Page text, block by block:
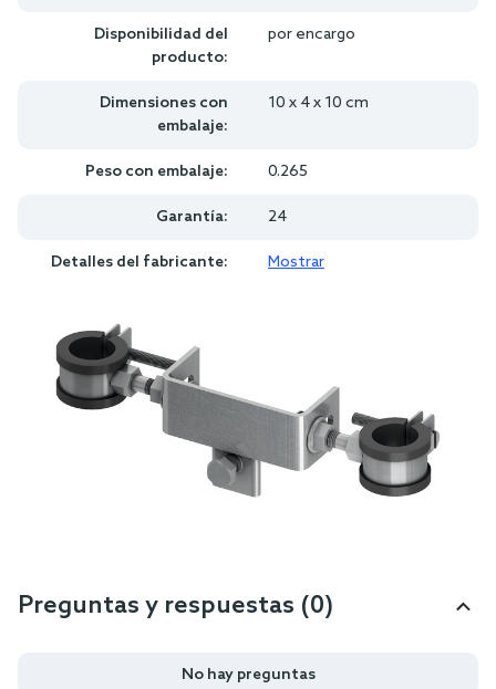
Disponibilidad del
producto:
por encargo
Dimensiones con
embalaje:
10 x 4 x 10 cm
Peso con embalaje: 0.265
Garantía: 24
Detalles del fabricante: Mostrar
Preguntas y respuestas (0)
No hay preguntas